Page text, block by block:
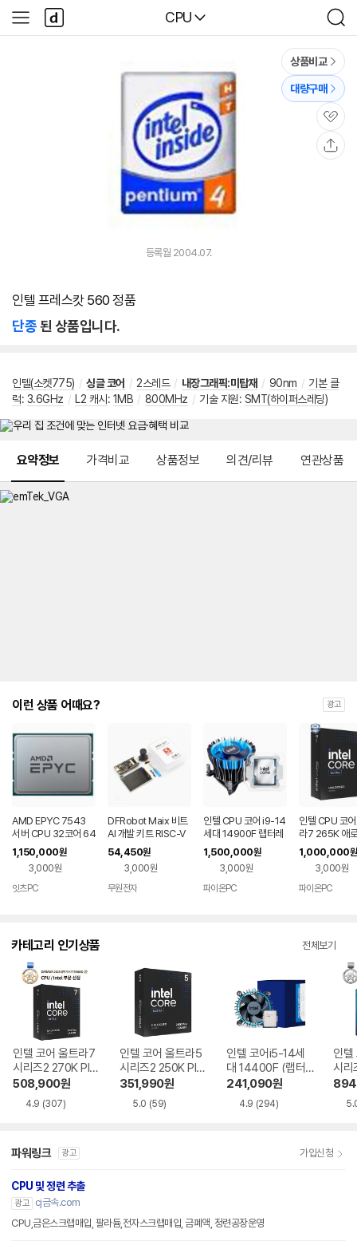
다나와
CPU
검
색
사
이
다
나
와
상품비교
대량구매
관
심
등록월 2004.07.
인텔 프레스캇 560 정품
단종된 상품입니다.
인텔(소켓775) / 싱글 코어 / 2스레드 / 내장그래픽:미탑재 / 90nm / 기본 클
럭: 3.6GHz / L2 캐시 : 1MB / 800MHz / 기술 지원: SMT(하이퍼스레딩)
요약정보 가격비교 상품정보 의견/리뷰 연관상품
이런 상품 어때요? 광고
AMD EPYC 7543
서버 CPU 32코어 64
스레드
1,150,000원
3,000원
잇츠PC
DFRobot Maix 비트
AI 개발 키트 RISC-V
K210 IoT (KIT0155)
54,450원
3,000원
무원전자
인텔 CPU 코어 i9-14
세대 14900F 랩터레
이크 리프레시 (벌크
+동판쿨러RH1)
1,500,000원
3,000원
파이온PC
인텔 CPU 코
라7 265K 애
이크 정품
1,000,000원
3,000원
파이온PC
카테고리 인기상품 전체보기
인텔 코어 울트라7
시리즈2 270K Plu
s (애로우레이크 리
프레시)
508,900원
4.9 (307)
인텔 코어 울트라5
시리즈2 250K Plu
s (애로우레이크 리
프레시)
351,990원
5.0 (59)
인텔 코어i5-14세
대 14400F (랩터
레이크 리프레시)
241,090원
4.9 (294)
인텔
시리
로우
파워링크 광고 가입신청
CPU 및 정련 추출
광고
cj금속.com
CPU,금은스크랩매입, 팔라듐,전자스크랩매입, 금폐액, 정련공장운영